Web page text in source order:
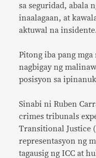
sa seguridad, abala
inaalagaan, at
aktuwal na
Pitong iba pang
nagbigay ng
posisyon sa
Sinabi ni Ruben
crimes tribunals
Transitional Justice
representasyon ng
tagausig ng ICC at